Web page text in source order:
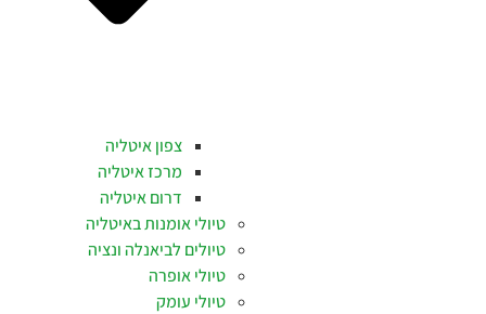
צפון איטליה
מרכז איטליה
דרום איטליה
טיולי אומנות באיטליה
טיולים לביאנלה ונציה
טיולי אופרה
טיולי עומק